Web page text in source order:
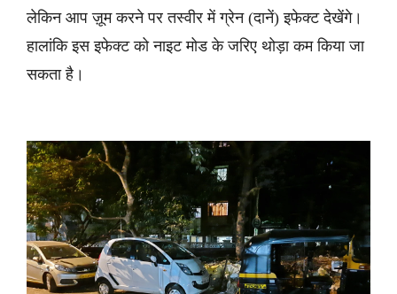
लेकिन आप ज़ूम करने पर तस्वीर में ग्रेन (दानें) इफेक्ट देखेंगे।
हालांकि इस इफेक्ट को नाइट मोड के जरिए थोड़ा कम किया जा
सकता है।